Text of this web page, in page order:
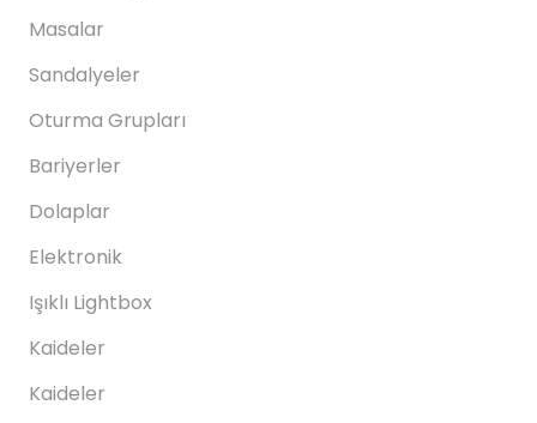
Masalar
Sandalyeler
Oturma Grupları
Bariyerler
Dolaplar
Elektronik
Işıklı Lightbox
Kaideler
Kaideler